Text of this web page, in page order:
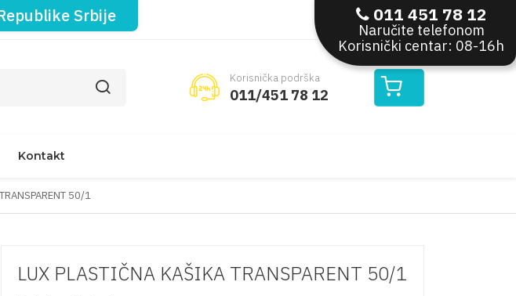
Srbije Moj nalog
Korisnička podrška
011/451 78 12
Kontakt
011 451 78 12
Naručite telefonom
Korisnički centar: 08-16h
50/1
LUX PLASTIČNA KAŠIKA TRANSPARENT 50/1